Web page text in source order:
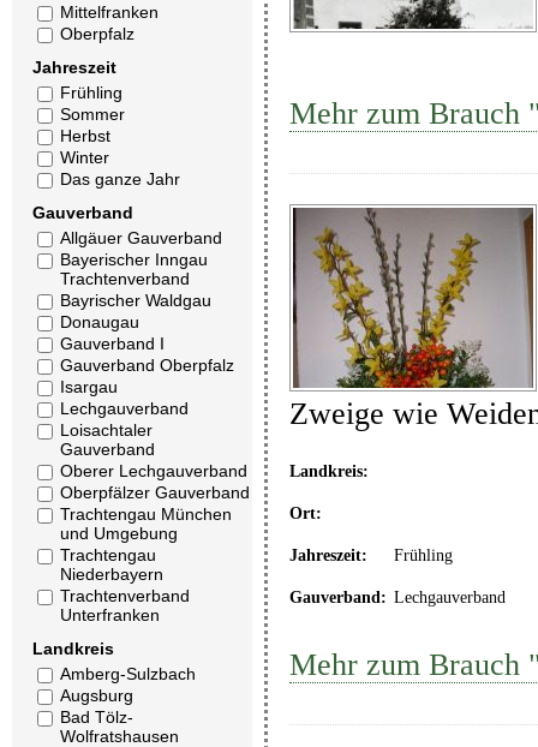
Mittelfranken
Oberpfalz
Jahreszeit
Frühling
Sommer
Herbst
Winter
Das ganze Jahr
Gauverband
Allgäuer Gauverband
Bayerischer Inngau
Trachtenverband
Bayrischer Waldgau
Donaugau
Gauverband I
Gauverband Oberpfalz
Isargau
Lechgauverband
Loisachtaler
Gauverband
Oberer Lechgauverband
Oberpfälzer Gauverband
Trachtengau München
und Umgebung
Trachtengau
Niederbayern
Trachtenverband
Unterfranken
Landkreis
Amberg-Sulzbach
Augsburg
Bad Tölz-
Wolfratshausen
Mehr zum Brauch
Zweige wie
Landkreis:
Ort:
Jahreszeit: Frühling
Gauverband: Lechgauverband
Mehr zum Brauch